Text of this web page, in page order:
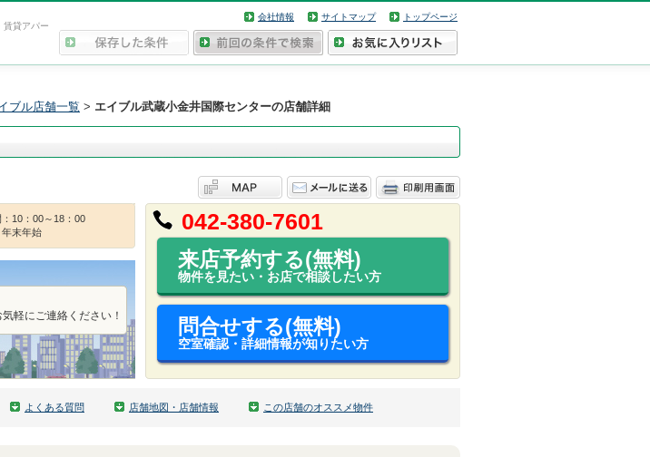
賃貸アパー
会社情報 サイトマップ トップページ
ブル店舗一覧 > エイブル武蔵小金井国際センターの店舗詳細
10：00～18：00
年末年始
042-380-7601
来店予約する(無料)
物件を見たい・お店で相談したい方
問合せする(無料)
空室確認・詳細情報が知りたい方
軽にご連絡ください！
よくある質問 店舗地図・店舗情報 この店舗のオススメ物件